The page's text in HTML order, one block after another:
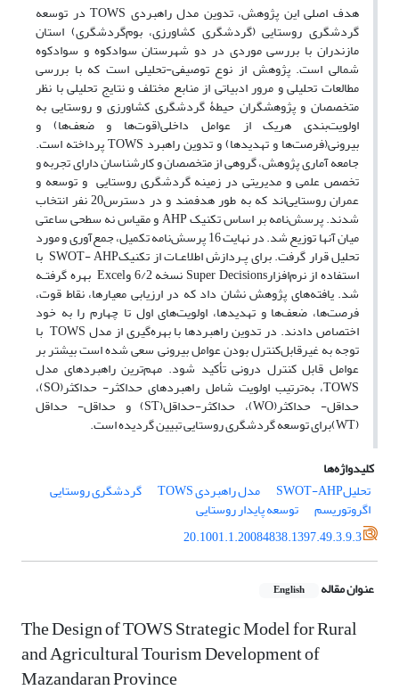
هدف اصلی این پژوهش، تدوین مدل راهبردی TOWS در توسعه
گردشگری روستایی (گردشگری کشاورزی، بوم‌گردشگری) استان
مازندران با بررسی موردی در دو شهرستان سوادکوه و سوادکوه
شمالی است. پژوهش از نوع توصیفی-تحلیلی است که با بررسی
مطالعات تحلیلی و مرور ادبیاتی از منابع مختلف و نتایج تحلیلی با نظر
متخصصان و پژوهشگران حیطۀ گردشگری کشاورزی و روستایی به
اولویت‌بندی هریک از عوامل داخلی(قوت‌ها و ضعف‌ها) و
بیرونی(فرصت‌ها و تهدیدها) و تدوین راهبرد TOWS پرداخته است.
جامعه آماری پژوهش، گروهی از متخصصان و کارشناسان دارای تجربه و
تخصص علمی و مدیریتی در زمینه گردشگری روستایی و توسعه و
عمران روستایی‌اند که به طور هدفمند و در دسترس20 نفر انتخاب
شدند. پرسش‌نامه بر اساس تکنیک AHP و مقیاس نه سطحی ساعتی
میان آنها توزیع شد. در نهایت 16 پرسش‌نامه تکمیل، جمع‌آوری و مورد
تحلیل قرار گرفت. برای پـردازش اطلاعـات از تکنیکSWOT- AHP با
استفاده از نرم‌افزارSuper Decisions نسخه 6/2 وExcel بهره گرفتـه
شد. یافته‌های پژوهش نشان داد که در ارزیابی معیارها، نقاط قوت،
فرصت‌ها، ضعف‌ها و تهدیدها، اولویت‌های اول تا چهارم را به خود
اختصاص دادند. در تدوین راهبرد‌ها با بهره‌گیری از مدل TOWS با
توجه به غیرقابل‌کنترل بودن عوامل بیرونی سعی شده است بیشتر بر
عوامل قابل کنترل درونی تأکید شود. مهم‌ترین راهبرد‌های مدل
TOWS، به‌ترتیب اولویت شامل راهبرد‌های حداکثر- حداکثر(SO)،
حداقل- حداکثر(WO)، حداکثر-حداقل(ST) و حداقل- حداقل
(WT)برای توسعه گردشگری روستایی تبیین گردیده است.
کلیدواژه‌ها
تحلیلSWOT-AHP
مدل راهبردی TOWS گردشگری روستایی
اگروتوریسم
توسعه پایدار روستایی
20.1001.1.20084838.1397.49.3.9.3
عنوان مقاله English
The Design of TOWS Strategic Model for Rural
and Agricultural Tourism Development of
Mazandaran Province